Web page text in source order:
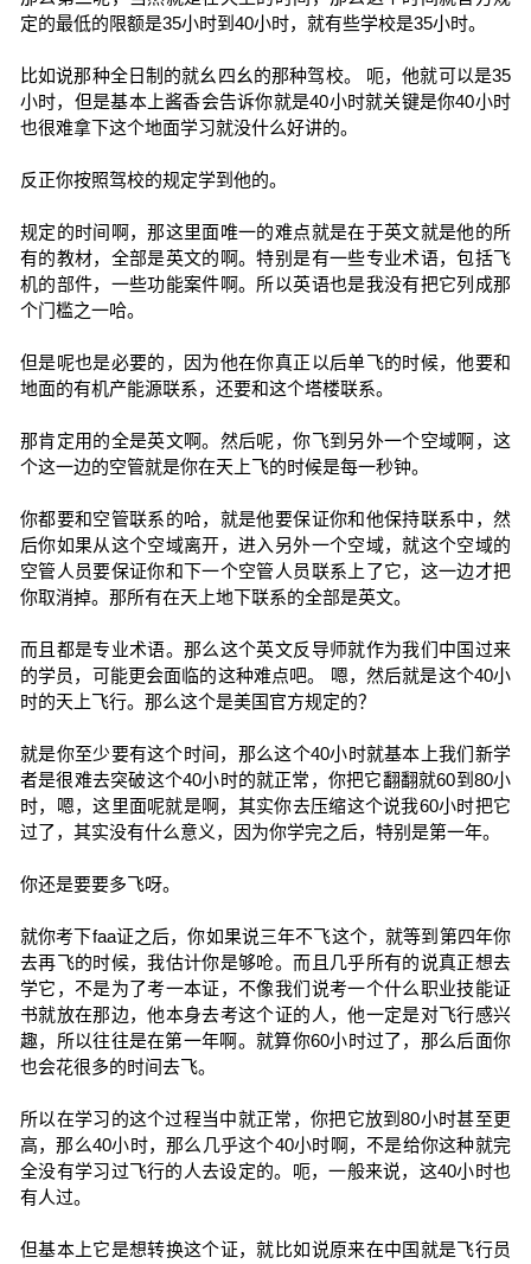
定的最低的限额是35小时到40小时，就有些学校是35小时。
比如说那种全日制的就幺四幺的那种驾校。 呃，他就可以是35
小时，但是基本上酱香会告诉你就是40小时就关键是你40小时
也很难拿下这个地面学习就没什么好讲的。
反正你按照驾校的规定学到他的。
规定的时间啊，那这里面唯一的难点就是在于英文就是他的所
有的教材，全部是英文的啊。特别是有一些专业术语，包括飞
机的部件，一些功能案件啊。所以英语也是我没有把它列成那
个门槛之一哈。
但是呢也是必要的，因为他在你真正以后单飞的时候，他要和
地面的有机产能源联系，还要和这个塔楼联系。
那肯定用的全是英文啊。然后呢，你飞到另外一个空域啊，这
个这一边的空管就是你在天上飞的时候是每一秒钟。
你都要和空管联系的哈，就是他要保证你和他保持联系中，然
后你如果从这个空域离开，进入另外一个空域，就这个空域的
空管人员要保证你和下一个空管人员联系上了它，这一边才把
你取消掉。那所有在天上地下联系的全部是英文。
而且都是专业术语。那么这个英文反导师就作为我们中国过来
的学员，可能更会面临的这种难点吧。 嗯，然后就是这个40小
时的天上飞行。那么这个是美国官方规定的？
就是你至少要有这个时间，那么这个40小时就基本上我们新学
者是很难去突破这个40小时的就正常，你把它翻翻就60到80小
时，嗯，这里面呢就是啊，其实你去压缩这个说我60小时把它
过了，其实没有什么意义，因为你学完之后，特别是第一年。
你还是要要多飞呀。
就你考下faa证之后，你如果说三年不飞这个，就等到第四年你
去再飞的时候，我估计你是够呛。而且几乎所有的说真正想去
学它，不是为了考一本证，不像我们说考一个什么职业技能证
书就放在那边，他本身去考这个证的人，他一定是对飞行感兴
趣，所以往往是在第一年啊。就算你60小时过了，那么后面你
也会花很多的时间去飞。
所以在学习的这个过程当中就正常，你把它放到80小时甚至更
高，那么40小时，那么几乎这个40小时啊，不是给你这种就完
全没有学习过飞行的人去设定的。呃，一般来说，这40小时也
有人过。
但基本上它是想转换这个证，就比如说原来在中国就是飞行员